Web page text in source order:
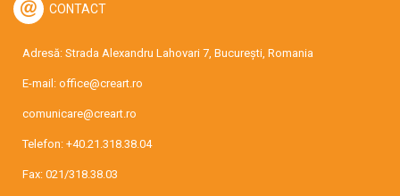
CONTACT
Adresă: Strada Alexandru Lahovari 7, București, Romania
E-mail: office@creart.ro
comunicare@creart.ro
Telefon: +40.21.318.38.04
Fax: 021/318.38.03